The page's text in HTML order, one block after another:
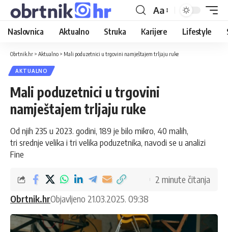
Aa
Naslovnica Aktualno Struka Karijere Lifestyle
Obrtnik.hr > Aktualno > Mali poduzetnici u trgovini namještajem trljaju ruke
AKTUALNO
Mali poduzetnici u trgovini
namještajem trljaju ruke
Od njih 235 u 2023. godini, 189 je bilo mikro, 40 malih,
tri srednje velika i tri velika poduzetnika, navodi se u analizi
Fine
Obrtnik.hrObjavljeno 21.03.2025. 09:38
2 minute čitanja